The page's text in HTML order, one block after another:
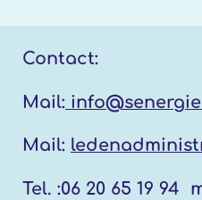
Contact:
Mail:
Mail:
Tel. :06 20 65 19 94